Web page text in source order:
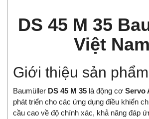
DS 45 M 35
Việt Nam
Giới thiệu sản phẩm
Baumüller DS 45 M 35 là động cơ Servo
phát triển cho các ứng dụng điều khiển
cầu cao về độ chính xác, khả năng đáp